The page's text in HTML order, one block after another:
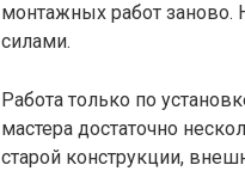
монтажных работ
силами.
Работа только по
мастера достаточно
старой конструкции,